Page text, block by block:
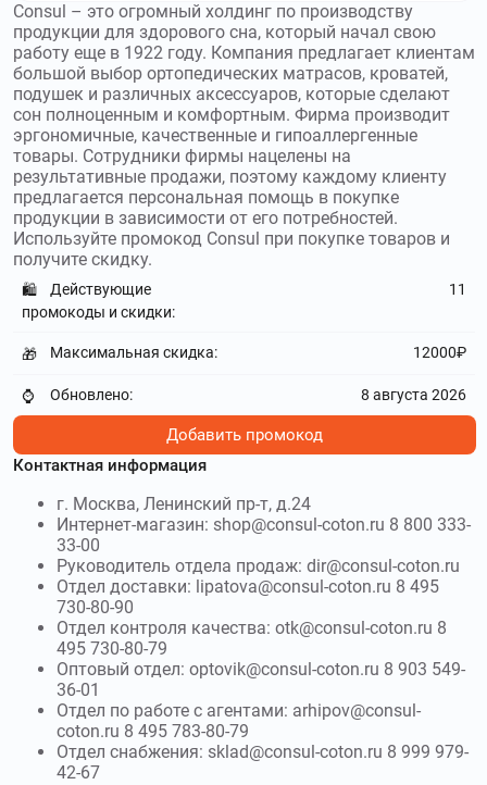
Consul – это огромный холдинг по производству
продукции для здорового сна, который начал свою
работу еще в 1922 году. Компания предлагает клиентам
большой выбор ортопедических матрасов, кроватей,
подушек и различных аксессуаров, которые сделают
сон полноценным и комфортным. Фирма производит
эргономичные, качественные и гипоаллергенные
товары. Сотрудники фирмы нацелены на
результативные продажи, поэтому каждому клиенту
предлагается персональная помощь в покупке
продукции в зависимости от его потребностей.
Используйте промокод Consul при покупке товаров и
получите скидку.
🛍️
Действующие
промокоды и скидки:
11
🎁 Максимальная скидка: 12000₽
⌚ Обновлено: 8 августа 2026
Добавить промокод
Контактная информация
г. Москва, Ленинский пр-т, д.24
Интернет-магазин: shop@consul-coton.ru 8 800 333-
33-00
Руководитель отдела продаж: dir@consul-coton.ru
Отдел доставки: lipatova@consul-coton.ru 8 495
730-80-90
Отдел контроля качества: otk@consul-coton.ru 8
495 730-80-79
Оптовый отдел: optovik@consul-coton.ru 8 903 549-
36-01
Отдел по работе с агентами: arhipov@consul-
coton.ru 8 495 783-80-79
Отдел снабжения: sklad@consul-coton.ru 8 999 979-
42-67